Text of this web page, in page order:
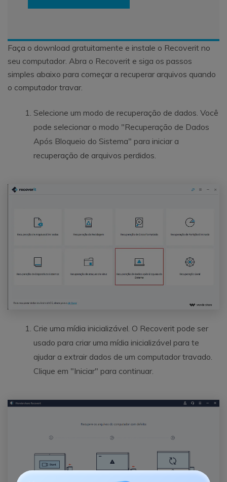
Faça o download gratuitamente e instale o Recoverit no
seu computador. Abra o Recoverit e siga os passos
simples abaixo para começar a recuperar arquivos quando
o computador travar.
Selecione um modo de recuperação de dados. Você
pode selecionar o modo "Recuperação de Dados
Após Bloqueio do Sistema" para iniciar a
recuperação de arquivos perdidos.
Crie uma mídia inicializável. O Recoverit pode ser
usado para criar uma mídia inicializável para te
ajudar a extrair dados de um computador travado.
Clique em "Iniciar" para continuar.